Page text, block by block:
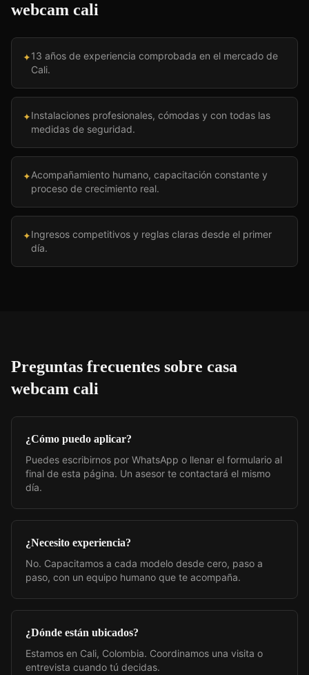
webcam cali
✦13 años de experiencia comprobada en el mercado de
Cali.
✦Instalaciones profesionales, cómodas y con todas las
medidas de seguridad.
✦Acompañamiento humano, capacitación constante y
proceso de crecimiento real.
✦Ingresos competitivos y reglas claras desde el primer
día.
Preguntas frecuentes sobre casa
webcam cali
¿Cómo puedo aplicar?
Puedes escribirnos por WhatsApp o llenar el formulario al
final de esta página. Un asesor te contactará el mismo
día.
¿Necesito experiencia?
No. Capacitamos a cada modelo desde cero, paso a
paso, con un equipo humano que te acompaña.
¿Dónde están ubicados?
Estamos en Cali, Colombia. Coordinamos una visita o
entrevista cuando tú decidas.